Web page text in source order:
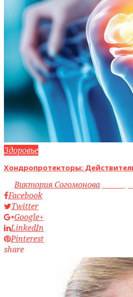
Здоровье
Хондропротекторы:
byВиктория Согомонова
Facebook
Twitter
Google+
LinkedIn
Pinterest
share